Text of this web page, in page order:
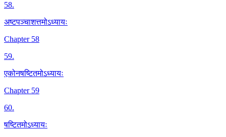
58.
अष्टपञ्चाशत्तमोऽध्यायः
Chapter 58
59.
एकोनषष्टितमोऽध्यायः
Chapter 59
60.
षष्टितमोऽध्यायः